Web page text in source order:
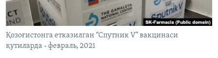
Қозоғистонга етказилган “Спутник V” вакцинаси
қутиларда - февраль, 2021